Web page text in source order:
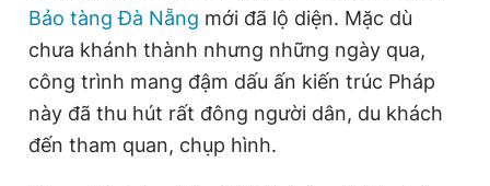
Thông tin tòa soạn Liên hệ quảng cáo
Bảo tàng Đà Nẵng mới đã lộ diện. Mặc dù
chưa khánh thành nhưng những ngày qua,
công trình mang đậm dấu ấn kiến trúc Pháp
này đã thu hút rất đông người dân, du khách
đến tham quan, chụp hình.